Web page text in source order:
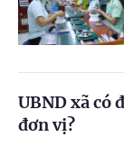
UBND xã có
đơn vị?